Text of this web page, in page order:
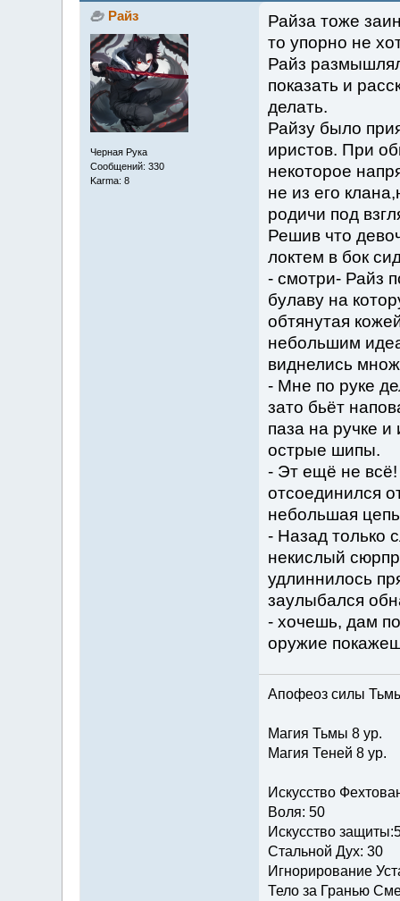
Райз
Черная Рука
Сообщений: 330
Karma: 8
Райза тоже
то упорно не
Райз
показать и
делать.
Райзу было
иристов. При
некоторое
не из его
родичи под
Решив что
локтем в бок
- смотри- Райз
булаву на
обтянутая
небольшим
виднелись
- Мне по руке
зато бьёт
паза на ручке
острые шипы.
- Эт ещё не всё!
отсоединился
небольшая
- Назад только
некислый
удлиннилось
заулыбался
- хочешь, дам
оружие
Апофеоз силы
Магия Тьмы 8 ур.
Магия Теней 8 ур.
Искусство
Воля: 50
Искусство
Стальной Дух: 30
Игнорирование
Тело за Гранью